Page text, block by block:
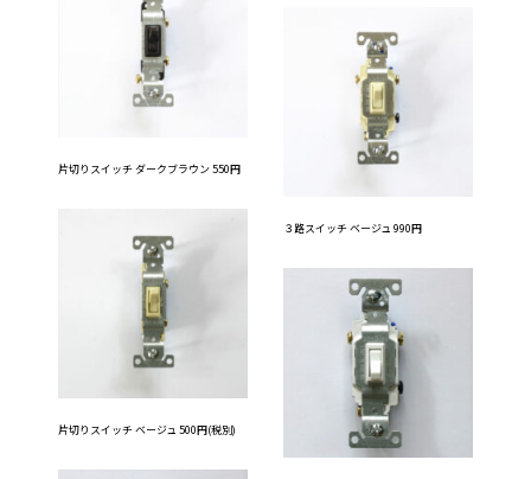
片切りスイッチ ダークブラウン 550円
３路スイッチ ベージュ 990円
片切りスイッチ ベージュ 500円(税別)